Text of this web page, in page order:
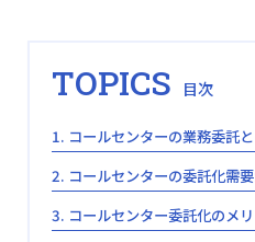
TOPICS
コールセンターの業務委託
コールセンターの委託化需
コールセンター委託化のメ